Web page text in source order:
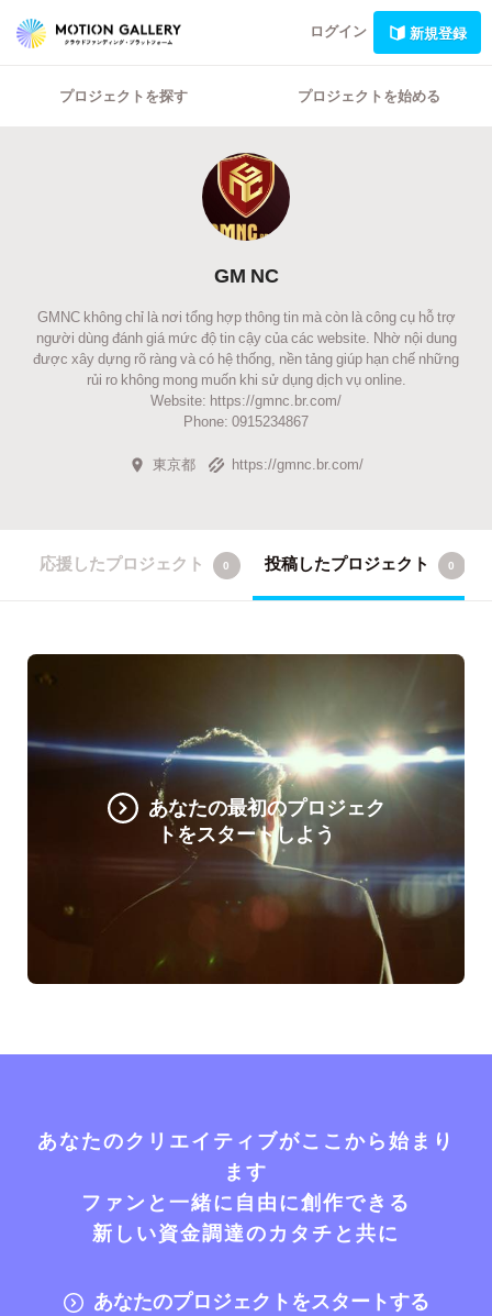
ログイン 新規登録
プロジェクトを探す プロジェクトを始める
GM NC
GMNC không chỉ là nơi tổng hợp thông tin mà còn là công cụ hỗ trợ
người dùng đánh giá mức độ tin cậy của các website. Nhờ nội dung
được xây dựng rõ ràng và có hệ thống, nền tảng giúp hạn chế những
rủi ro không mong muốn khi sử dụng dịch vụ online.
Website: https://gmnc.br.com/
Phone: 0915234867
東京都 https://gmnc.br.com/
応援したプロジェクト 0 投稿したプロジェクト 0
あなたの最初のプロジェク
トをスタートしよう
あなたのクリエイティブがここから始まり
ます
ファンと一緒に自由に創作できる
新しい資金調達のカタチと共に
あなたのプロジェクトをスタートする